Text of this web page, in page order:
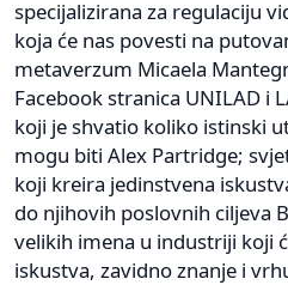
specijalizirana za regulaciju
koja će nas povesti na
metaverzum Micaela
Facebook stranica UNILAD i
koji je shvatio koliko istinski
mogu biti Alex Partridge;
koji kreira jedinstvena
do njihovih poslovnih ciljeva
velikih imena u industriji koji
iskustva, zavidno znanje i